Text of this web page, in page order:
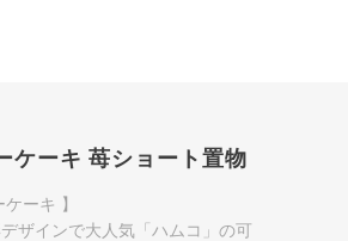
ケーキ 苺ショート置物
ーキ 】
ザインで大人気「ハムコ」の可